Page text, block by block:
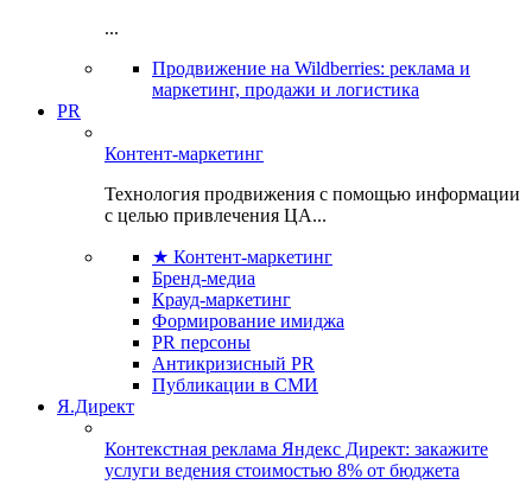
...
Продвижение на Wildberries: реклама и
маркетинг, продажи и логистика
PR
Контент-маркетинг
Технология продвижения с помощью информации
с целью привлечения ЦА...
★ Контент-маркетинг
Бренд-медиа
Крауд-маркетинг
Формирование имиджа
PR персоны
Антикризисный PR
Публикации в СМИ
Я.Директ
Контекстная реклама Яндекс Директ: закажите
услуги ведения стоимостью 8% от бюджета